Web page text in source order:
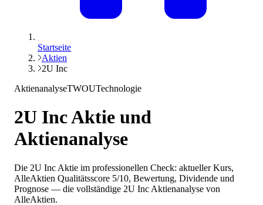
Startseite
Aktien
2U Inc
AktienanalyseTWOUTechnologie
2U IncAktie und
Aktienanalyse
Die 2U Inc Aktie im professionellen Check: aktueller Kurs,
AlleAktien Qualitätsscore 5/10, Bewertung, Dividende und
Prognose — die vollständige 2U Inc Aktienanalyse von
AlleAktien.